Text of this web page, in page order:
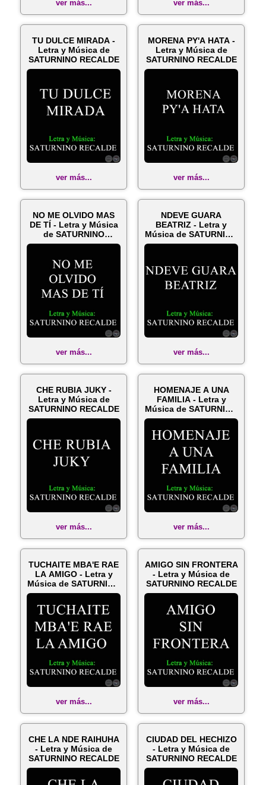
ver más... ver más...
TU DULCE MIRADA -
Letra y Música de
SATURNINO RECALDE
ver más...
MORENA PY'A HATA -
Letra y Música de
SATURNINO RECALDE
ver más...
NO ME OLVIDO MAS
DE TÍ - Letra y Música
de SATURNINO
RECALDE
ver más...
NDEVE GUARA
BEATRIZ - Letra y
Música de SATURNINO
RECALDE
ver más...
CHE RUBIA JUKY -
Letra y Música de
SATURNINO RECALDE
ver más...
HOMENAJE A UNA
FAMILIA - Letra y
Música de SATURNINO
RECALDE
ver más...
TUCHAITE MBA'E RAE
LA AMIGO - Letra y
Música de SATURNINO
RECALDE
ver más...
AMIGO SIN FRONTERA
- Letra y Música de
SATURNINO RECALDE
ver más...
CHE LA NDE RAIHUHA
- Letra y Música de
SATURNINO RECALDE
CIUDAD DEL HECHIZO
- Letra y Música de
SATURNINO RECALDE